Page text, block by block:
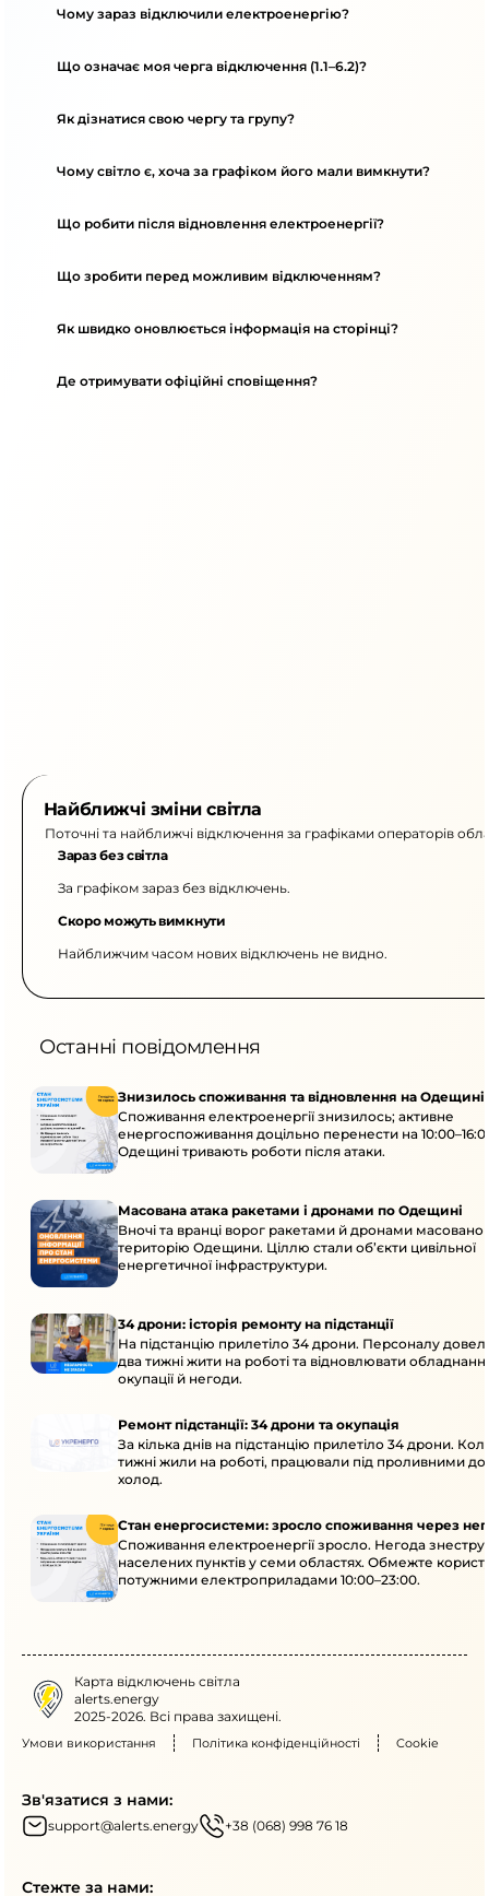
Чому зараз відключили електроенергію?
Що означає моя черга відключення (1.1–6.2)?
Як дізнатися свою чергу та групу?
Чому світло є, хоча за графіком його мали вимкнути?
Що робити після відновлення електроенергії?
Що зробити перед можливим відключенням?
Як швидко оновлюється інформація на сторінці?
Де отримувати офіційні сповіщення?
Найближчі зміни світла
Поточні та найближчі відключення за графіками операторів
Зараз без світла
За графіком зараз без відключень.
Скоро можуть вимкнути
Найближчим часом нових відключень не видно.
Останні повідомлення
Знизилось споживання та відновлення на Одещині
Споживання електроенергії знизилось; активне
енергоспоживання доцільно перенести на
Одещині тривають роботи після атаки.
Масована атака ракетами і дронами по Одещині
Вночі та вранці ворог ракетами й дронами масовано
територію Одещини. Ціллю стали об’єкти цивільної
енергетичної інфраструктури.
34 дрони: історія ремонту на підстанції
На підстанцію прилетіло 34 дрони. Персоналу
два тижні жити на роботі та відновлювати
окупації й негоди.
Ремонт підстанції: 34 дрони та окупація
За кілька днів на підстанцію прилетіло 34 дрони.
тижні жили на роботі, працювали під проливними
холод.
Стан енергосистеми: зросло споживання через
Споживання електроенергії зросло. Негода
населених пунктів у семи областях. Обмежте
потужними електроприладами 10:00–23:00.
Карта відключень світла
alerts.energy
2025-2026. Всі права захищені.
Умови використання Політика конфіденційності Cookie
Зв'язатися з нами:
support@alerts.energy +38 (068) 998 76 18
Стежте за нами: